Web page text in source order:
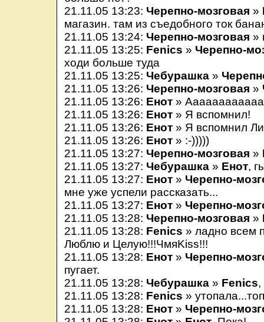
21.11.05 13:23: Черепно-мозговая »
магазин. там из съедобного ток
21.11.05 13:24: Черепно-мозговая »
21.11.05 13:25: Fenics » Черепно-
ходи больше туда
21.11.05 13:25: Чебурашка »
21.11.05 13:26: Черепно-мозговая »
21.11.05 13:26: Енот »
21.11.05 13:26: Енот » Я вспомнил!
21.11.05 13:26: Енот » Я вспомнил
21.11.05 13:26: Енот » :-)))))
21.11.05 13:27: Черепно-мозговая »
21.11.05 13:27: Чебурашка » Енот,
21.11.05 13:27: Енот » Черепно-
мне уже успели рассказать...
21.11.05 13:27: Енот » Черепно-
21.11.05 13:28: Черепно-мозговая »
21.11.05 13:28: Fenics » ладно всем
Люблю и Целую!!!ЧмяKiss!!!
21.11.05 13:28: Енот » Черепно-
пугает.
21.11.05 13:28: Чебурашка » Fenics,
21.11.05 13:28: Fenics »
21.11.05 13:28: Енот » Черепно-